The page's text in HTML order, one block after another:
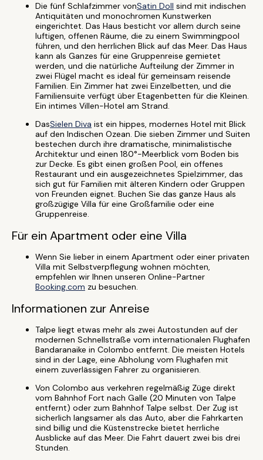
Die fünf Schlafzimmer vonSatin Doll sind mit indischen
Antiquitäten und monochromen Kunstwerken
eingerichtet. Das Haus besticht vor allem durch seine
luftigen, offenen Räume, die zu einem Swimmingpool
führen, und den herrlichen Blick auf das Meer. Das Haus
kann als Ganzes für eine Gruppenreise gemietet
werden, und die natürliche Aufteilung der Zimmer in
zwei Flügel macht es ideal für gemeinsam reisende
Familien. Ein Zimmer hat zwei Einzelbetten, und die
Familiensuite verfügt über Etagenbetten für die Kleinen.
Ein intimes Villen-Hotel am Strand.
DasSielen Diva ist ein hippes, modernes Hotel mit Blick
auf den Indischen Ozean. Die sieben Zimmer und Suiten
bestechen durch ihre dramatische, minimalistische
Architektur und einen 180°-Meerblick vom Boden bis
zur Decke. Es gibt einen großen Pool, ein offenes
Restaurant und ein ausgezeichnetes Spielzimmer, das
sich gut für Familien mit älteren Kindern oder Gruppen
von Freunden eignet. Buchen Sie das ganze Haus als
großzügige Villa für eine Großfamilie oder eine
Gruppenreise.
Für ein Apartment oder eine Villa
Wenn Sie lieber in einem Apartment oder einer privaten
Villa mit Selbstverpflegung wohnen möchten,
empfehlen wir Ihnen unseren Online-Partner
Booking.com zu besuchen.
Informationen zur Anreise
Talpe liegt etwas mehr als zwei Autostunden auf der
modernen Schnellstraße vom internationalen Flughafen
Bandaranaike in Colombo entfernt. Die meisten Hotels
sind in der Lage, eine Abholung vom Flughafen mit
einem zuverlässigen Fahrer zu organisieren.
Von Colombo aus verkehren regelmäßig Züge direkt
vom Bahnhof Fort nach Galle (20 Minuten von Talpe
entfernt) oder zum Bahnhof Talpe selbst. Der Zug ist
sicherlich langsamer als das Auto, aber die Fahrkarten
sind billig und die Küstenstrecke bietet herrliche
Ausblicke auf das Meer. Die Fahrt dauert zwei bis drei
Stunden.